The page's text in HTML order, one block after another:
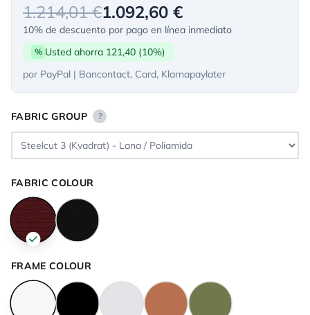
1.214,01 €1.092,60 €
10% de descuento por pago en línea inmediato
% Usted ahorra 121,40 (10%)
por PayPal | Bancontact, Card, Klarnapaylater
FABRIC GROUP ?
FABRIC COLOUR
FRAME COLOUR